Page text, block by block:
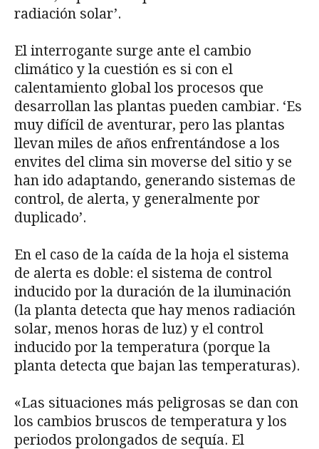
radiación solar’.
El interrogante surge ante el cambio
climático y la cuestión es si con el
calentamiento global los procesos que
desarrollan las plantas pueden cambiar. ‘Es
muy difícil de aventurar, pero las plantas
llevan miles de años enfrentándose a los
envites del clima sin moverse del sitio y se
han ido adaptando, generando sistemas de
control, de alerta, y generalmente por
duplicado’.
En el caso de la caída de la hoja el sistema
de alerta es doble: el sistema de control
inducido por la duración de la iluminación
(la planta detecta que hay menos radiación
solar, menos horas de luz) y el control
inducido por la temperatura (porque la
planta detecta que bajan las temperaturas).
«Las situaciones más peligrosas se dan con
los cambios bruscos de temperatura y los
periodos prolongados de sequía. El